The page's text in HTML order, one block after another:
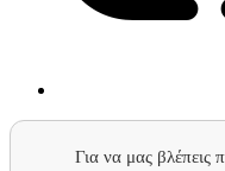
Για να μας βλέπεις